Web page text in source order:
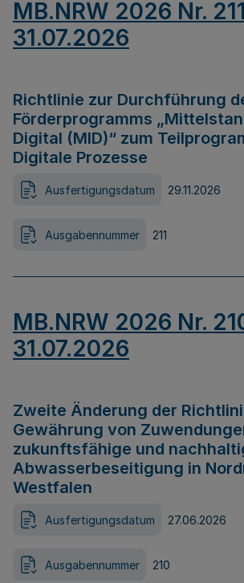
MB.NRW 2026 Nr.
31.07.2026
Richtlinie zur Durchführung
Förderprogramms
Digital (MID)“ zum
Digitale Prozesse
Ausfertigungsdatum 29.11.2026
Ausgabennummer 211
MB.NRW 2026 Nr.
31.07.2026
Zweite Änderung der
Gewährung von
zukunftsfähige und
Abwasserbeseitigung in
Westfalen
Ausfertigungsdatum 27.06.2026
Ausgabennummer 210